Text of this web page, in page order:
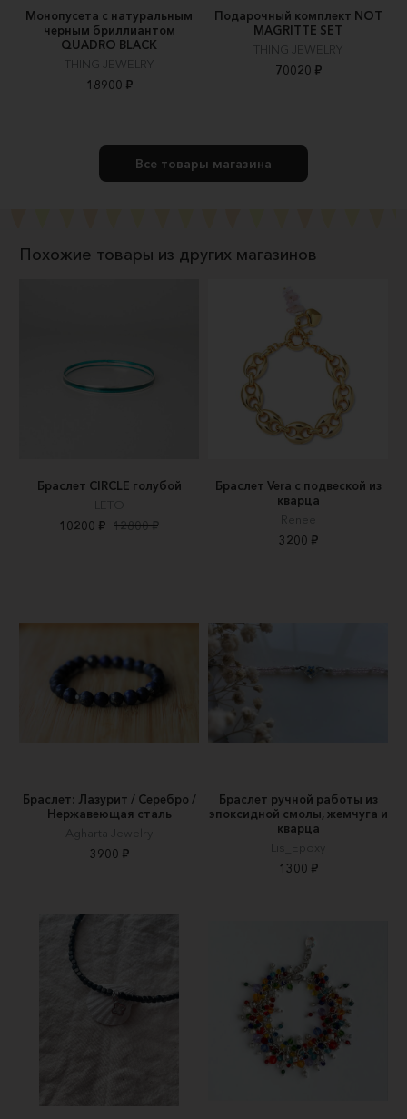
Монопусета с натуральным
черным бриллиантом
QUADRO BLACK
THING JEWELRY
18900 ₽
Подарочный комплект NOT
MAGRITTE SET
THING JEWELRY
70020 ₽
Все товары магазина
Похожие товары из других магазинов
Браслет CIRCLE голубой
LETO
10200 ₽ 12800 ₽
Браслет Vera с подвеской из
кварца
Renee
3200 ₽
Браслет: Лазурит / Серебро /
Нержавеющая сталь
Agharta Jewelry
3900 ₽
Браслет ручной работы из
эпоксидной смолы, жемчуга и
кварца
Lis_Epoxy
1300 ₽